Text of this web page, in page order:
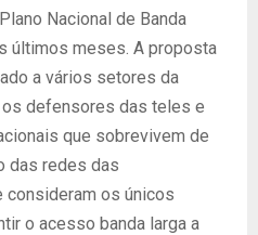
Nacional de Banda
últimos meses. A proposta
a vários setores da
defensores das teles e
que sobrevivem de
das redes das
consideram os únicos
o acesso banda larga a